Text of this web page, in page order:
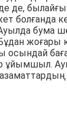
де,
болғанда
бума
жоғары
ұйымшыл.